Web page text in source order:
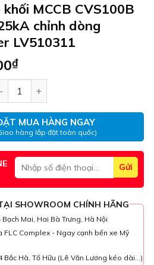
MCCB CVS100B
chỉnh dòng
LV510311
₫
dao khối MCCB CVS100B 4P
MUA HÀNG NGAY
hàng lắp đặt toàn quốc)
SHOWROOM CHÍNH HÃNG
Bạch Mai, Hai Bà Trưng, Hà Nội
FLC Complex - Ngay cạnh bến xe Mỹ
Bắc Hà, Tố Hữu (Lê Văn Lương kéo dài...)